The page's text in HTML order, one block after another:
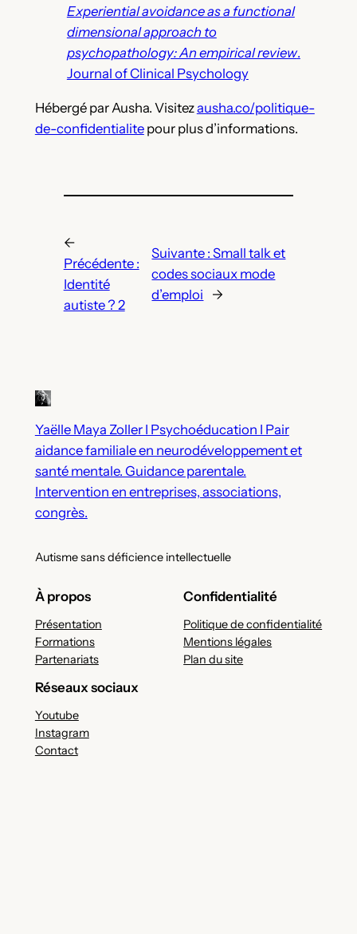
Experiential avoidance as a functional
dimensional approach to
psychopathology: An empirical review.
Journal of Clinical Psychology
Hébergé par Ausha. Visitezausha.co/politique-
de-confidentialitepour plus d’informations.
←
Précédente :
Identité
autiste ? 2
Suivante :Small talk et
codes sociaux mode
d’emploi
→
Yaëlle Maya Zoller I Psychoéducation I Pair
aidance familiale en neurodéveloppement et
santé mentale. Guidance parentale.
Intervention en entreprises, associations,
congrès.
Autisme sans déficience intellectuelle
À propos
Présentation
Formations
Partenariats
Confidentialité
Politique de confidentialité
Mentions légales
Plan du site
Réseaux sociaux
Youtube
Instagram
Contact